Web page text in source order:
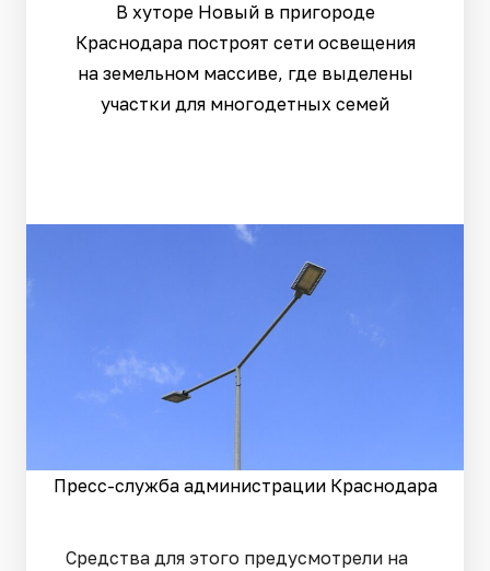
В хуторе Новый в пригороде
Краснодара построят сети освещения
на земельном массиве, где выделены
участки для многодетных семей
Пресс-служба администрации Краснодара
Средства для этого предусмотрели на